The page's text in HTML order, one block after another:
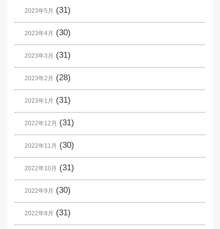
2023年5月 (31)
2023年4月 (30)
2023年3月 (31)
2023年2月 (28)
2023年1月 (31)
2022年12月 (31)
2022年11月 (30)
2022年10月 (31)
2022年9月 (30)
2022年8月 (31)